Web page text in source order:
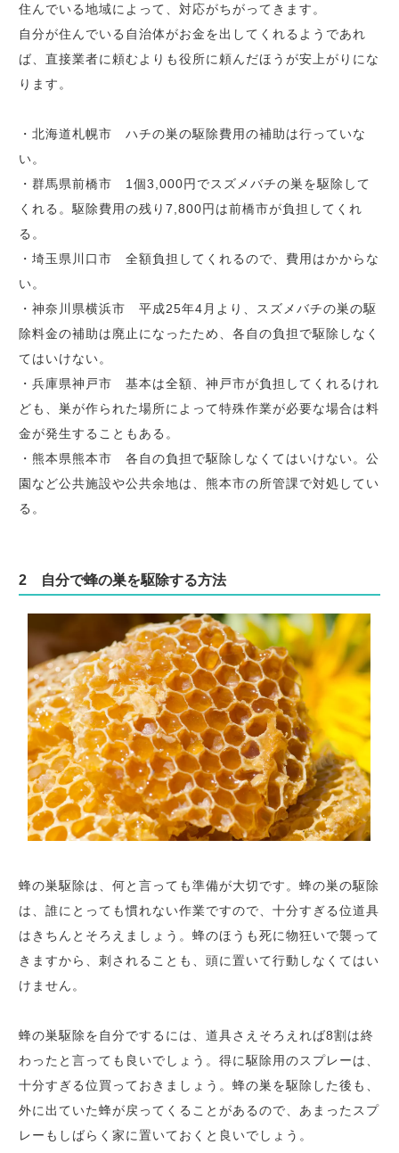
住んでいる地域によって、対応がちがってきます。
自分が住んでいる自治体がお金を出してくれるようであれ
ば、直接業者に頼むよりも役所に頼んだほうが安上がりにな
ります。
・北海道札幌市 ハチの巣の駆除費用の補助は行っていな
い。
・群馬県前橋市 1個3,000円でスズメバチの巣を駆除して
くれる。駆除費用の残り7,800円は前橋市が負担してくれ
る。
・埼玉県川口市 全額負担してくれるので、費用はかからな
い。
・神奈川県横浜市 平成25年4月より、スズメバチの巣の駆
除料金の補助は廃止になったため、各自の負担で駆除しなく
てはいけない。
・兵庫県神戸市 基本は全額、神戸市が負担してくれるけれ
ども、巣が作られた場所によって特殊作業が必要な場合は料
金が発生することもある。
・熊本県熊本市 各自の負担で駆除しなくてはいけない。公
園など公共施設や公共余地は、熊本市の所管課で対処してい
る。
2 自分で蜂の巣を駆除する方法
蜂の巣駆除は、何と言っても準備が大切です。蜂の巣の駆除
は、誰にとっても慣れない作業ですので、十分すぎる位道具
はきちんとそろえましょう。蜂のほうも死に物狂いで襲って
きますから、刺されることも、頭に置いて行動しなくてはい
けません。
蜂の巣駆除を自分でするには、道具さえそろえれば8割は終
わったと言っても良いでしょう。得に駆除用のスプレーは、
十分すぎる位買っておきましょう。蜂の巣を駆除した後も、
外に出ていた蜂が戻ってくることがあるので、あまったスプ
レーもしばらく家に置いておくと良いでしょう。